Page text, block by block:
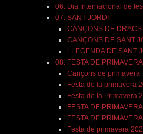
06. Dia Internacional de
07. SANT JORDI
CANÇONS DE
CANÇONS DE SANT
LLEGENDA DE SANT
08. FESTA DE PRIMAVERA
Cançons de primavera
Festa de la primavera
Festa de la Primavera
FESTA DE
FESTA DE
Festa de primavera